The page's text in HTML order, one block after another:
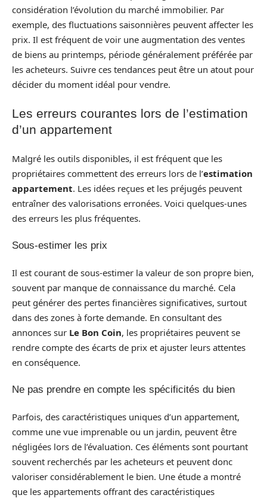
considération l’évolution du marché immobilier. Par
exemple, des fluctuations saisonnières peuvent affecter les
prix. Il est fréquent de voir une augmentation des ventes
de biens au printemps, période généralement préférée par
les acheteurs. Suivre ces tendances peut être un atout pour
décider du moment idéal pour vendre.
Les erreurs courantes lors de l’estimation
d’un appartement
Malgré les outils disponibles, il est fréquent que les
propriétaires commettent des erreurs lors de l’estimation
appartement. Les idées reçues et les préjugés peuvent
entraîner des valorisations erronées. Voici quelques-unes
des erreurs les plus fréquentes.
Sous-estimer les prix
Il est courant de sous-estimer la valeur de son propre bien,
souvent par manque de connaissance du marché. Cela
peut générer des pertes financières significatives, surtout
dans des zones à forte demande. En consultant des
annonces sur Le Bon Coin, les propriétaires peuvent se
rendre compte des écarts de prix et ajuster leurs attentes
en conséquence.
Ne pas prendre en compte les spécificités du bien
Parfois, des caractéristiques uniques d’un appartement,
comme une vue imprenable ou un jardin, peuvent être
négligées lors de l’évaluation. Ces éléments sont pourtant
souvent recherchés par les acheteurs et peuvent donc
valoriser considérablement le bien. Une étude a montré
que les appartements offrant des caractéristiques